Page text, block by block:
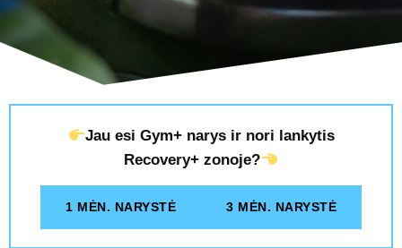
Jau esi Gym+ narys ir nori lankytis
Recovery+ zonoje?
1 MĖN. NARYSTĖ 3 MĖN. NARYSTĖ